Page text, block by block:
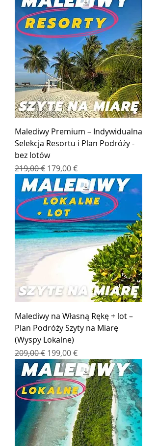
Malediwy Premium – Indywidualna
Selekcja Resortu i Plan Podróży -
bez lotów
Regularna cena
219,00 € Cena rabatowa
179,00 €
Malediwy na Własną Rękę + lot –
Plan Podróży Szyty na Miarę
(Wyspy Lokalne)
Regularna cena
209,00 € Cena rabatowa
199,00 €